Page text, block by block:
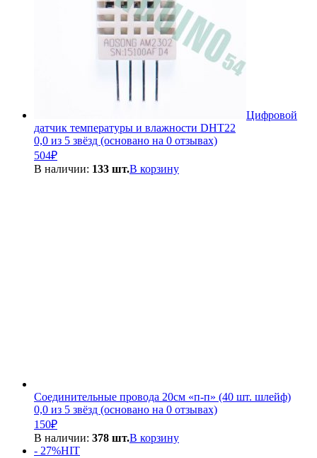
Цифровой
датчик температуры и влажности DHT22
0,0 из 5 звёзд (основано на 0 отзывах)
504₽
В наличии: 133 шт.В корзину
Соединительные провода 20см «п-п» (40 шт. шлейф)
0,0 из 5 звёзд (основано на 0 отзывах)
150₽
В наличии: 378 шт.В корзину
- 27%HIT